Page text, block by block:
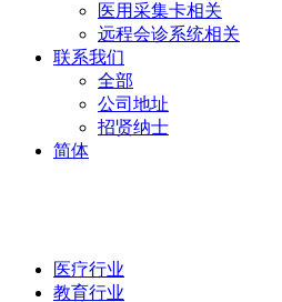
医用采集卡相关
远程会诊系统相关
联系我们
全部
公司地址
招贤纳士
简体
医疗行业
教育行业